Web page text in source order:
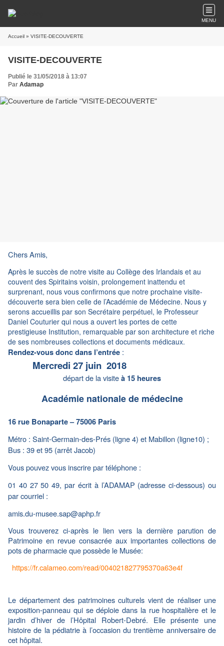
MENU
Accueil » VISITE-DECOUVERTE
VISITE-DECOUVERTE
Publié le 31/05/2018 à 13:07
Par Adamap
Chers Amis,
Après le succès de notre visite au Collège des Irlandais et au
couvent des Spiritains voisin, prolongement inattendu et
surprenant, nous vous confirmons que notre prochaine visite-
découverte sera bien celle de l’Académie de Médecine. Nous y
serons accueillis par son Secrétaire perpétuel, le Professeur
Daniel Couturier qui nous a ouvert les portes de cette
prestigieuse Institution, remarquable par son architecture et riche
de ses nombreuses collections et documents médicaux.
Rendez-vous donc dans l’entrée :
Mercredi 27 juin 2018
départ de la visiteà 15 heures
Académie nationale de médecine
16 rue Bonaparte – 75006 Paris
Métro : Saint-Germain-des-Prés (ligne 4) et Mabillon (ligne10) ;
Bus : 39 et 95 (arrêt Jacob)
Vous pouvez vous inscrire par téléphone :
01 40 27 50 49, par écrit à l’ADAMAP (adresse ci-dessous) ou
par courriel :
amis.du-musee.sap@aphp.fr
Vous trouverez ci-après le lien vers la dernière parution de
Patrimoine en revue consacrée aux importantes collections de
pots de pharmacie que possède le Musée:
https://fr.calameo.com/read/004021827795370a63e4f
Le département des patrimoines culturels vient de réaliser une
exposition-panneau qui se déploie dans la rue hospitalière et le
jardin d’hiver de l’Hôpital Robert-Debré. Elle présente une
histoire de la pédiatrie à l’occasion du trentième anniversaire de
cet hôpital.